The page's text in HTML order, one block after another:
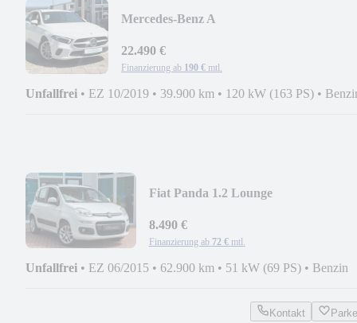
Mercedes-Benz A
22.490 €
Finanzierung ab 190 € mtl.
Unfallfrei • EZ 10/2019 • 39.900 km • 120 kW (163 PS) •
Fiat Panda 1.2 Lounge
NEU/PDC/SHZ
8.490 €
Finanzierung ab 72 € mtl.
Unfallfrei • EZ 06/2015 • 62.900 km • 51 kW (69 PS) • Benzin
Kontakt